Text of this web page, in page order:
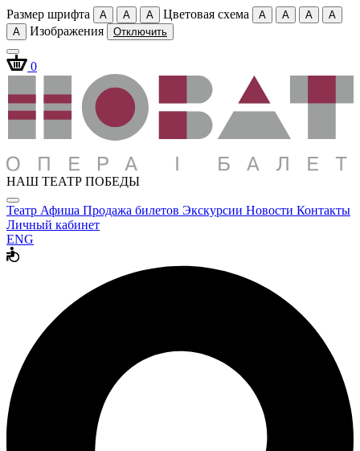
Размер шрифта A A A Цветовая схема A A A
A
A
Изображения Отключить
0
НАШ ТЕАТР ПОБЕДЫ
Театр Афиша Продажа билетов Экскурсии Новости Контакты
Личный кабинет
ENG